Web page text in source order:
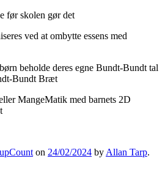
før skolen gør det
ved at ombytte essens med
beholde deres egne Bundt-Bundt tal
Bundt Bræt
MangeMatik med barnets 2D
on 24/02/2024 by Allan Tarp.